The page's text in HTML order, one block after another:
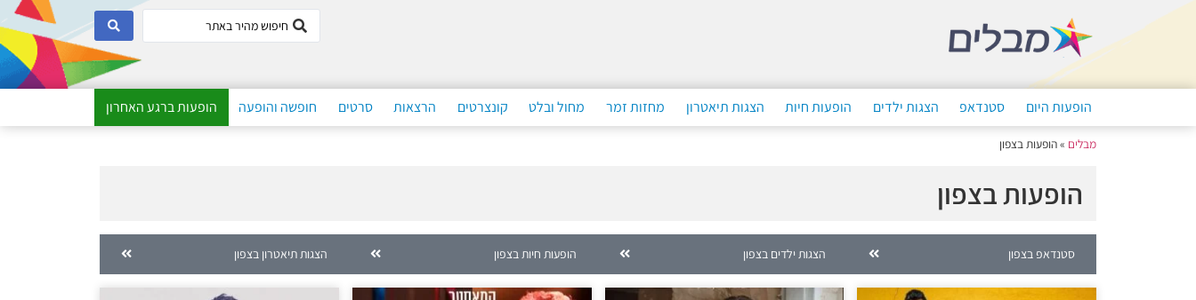
הופעות היום סטנדאפ הצגות ילדים הופעות חיות הצגות תיאטרון מחזות זמר מחול ובלט קונצרטים הרצאות סרטים חופשה והופעה הופעות ברגע האחרון
מבלים »הופעות בצפון
הופעות בצפון
סטנדאפ בצפון הצגות ילדים בצפון הופעות חיות בצפון הצגות תיאטרון בצפון